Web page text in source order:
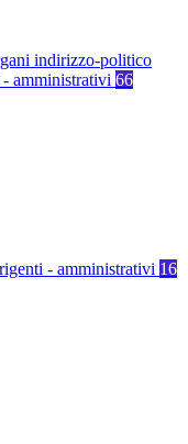
indirizzo-politico
amministrativi 66
- amministrativi 16